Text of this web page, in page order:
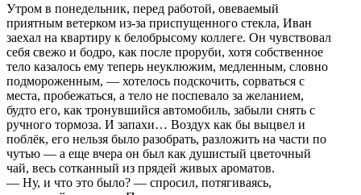
Утром в понедельник, перед работой, овеваемый
приятным ветерком из-за приспущенного стекла, Иван
заехал на квартиру к белобрысому коллеге. Он чувствовал
себя свежо и бодро, как после проруби, хотя собственное
тело казалось ему теперь неуклюжим, медленным, словно
подмороженным, — хотелось подскочить, сорваться с
места, пробежаться, а тело не поспевало за желанием,
будто его, как тронувшийся автомобиль, забыли снять с
ручного тормоза. И запахи… Воздух как бы выцвел и
поблёк, его нельзя было разобрать, разложить на части по
чутью — а еще вчера он был как душистый цветочный
чай, весь сотканный из прядей живых ароматов.
— Ну, и что это было? — спросил, потягиваясь,